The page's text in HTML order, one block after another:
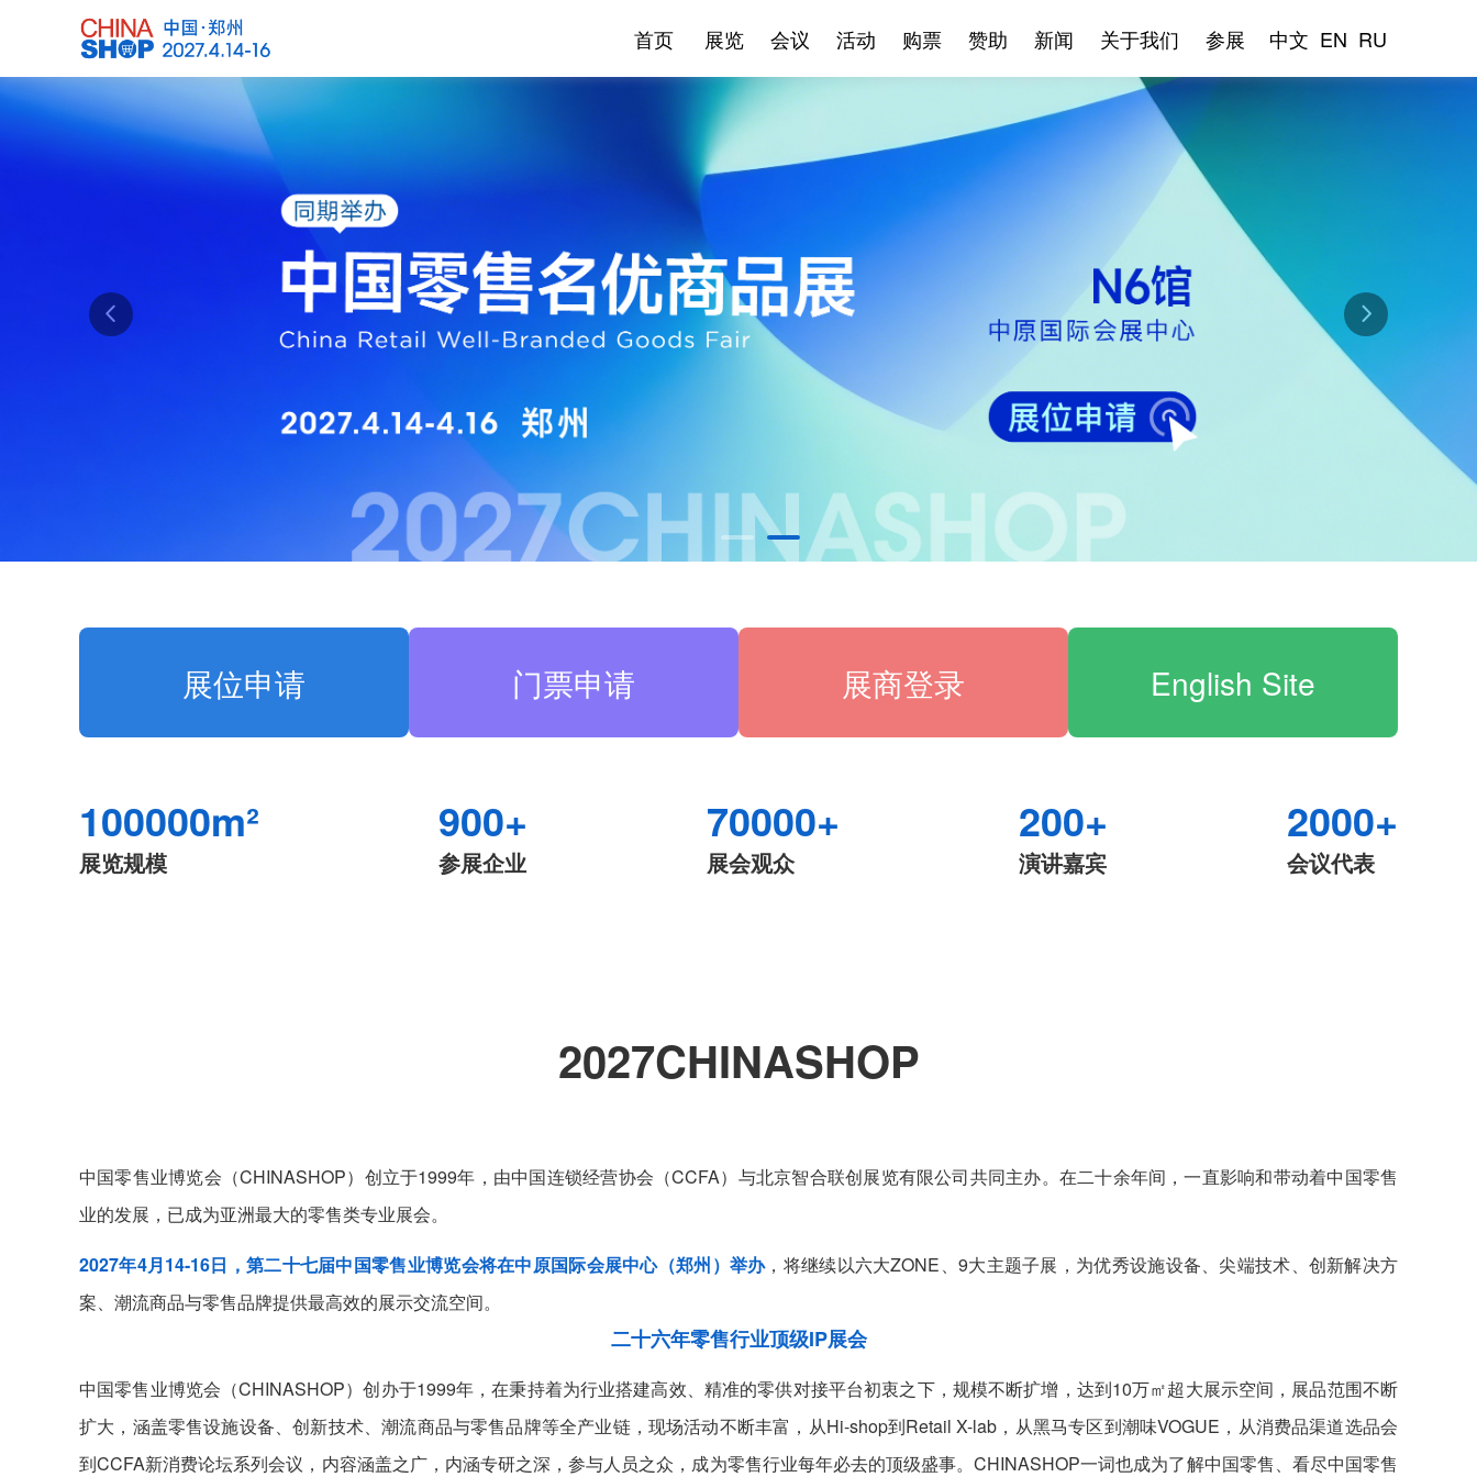
首页 展览 会议 活动 购票 赞助 新闻 关于我们 参展 中文 EN RU
展位申请 门票申请 展商登录 English Site
100000m²
展览规模
900+
参展企业
70000+
展会观众
200+
演讲嘉宾
2000+
会议代表
2027CHINASHOP
中国零售业博览会（CHINASHOP）创立于1999年，由中国连锁经营协会（CCFA）与北京智合联创展览有限公司共同主办。在二十余年间，一直影响和带动着中国零售
业的发展，已成为亚洲最大的零售类专业展会。
2027年4月14-16日，第二十七届中国零售业博览会将在中原国际会展中心（郑州）举办，将继续以六大ZONE、9大主题子展，为优秀设施设备、尖端技术、创新解决方
案、潮流商品与零售品牌提供最高效的展示交流空间。
二十六年零售行业顶级IP展会
中国零售业博览会（CHINASHOP）创办于1999年，在秉持着为行业搭建高效、精准的零供对接平台初衷之下，规模不断扩增，达到10万㎡超大展示空间，展品范围不断
扩大，涵盖零售设施设备、创新技术、潮流商品与零售品牌等全产业链，现场活动不断丰富，从Hi-shop到Retail X-lab，从黑马专区到潮味VOGUE，从消费品渠道选品会
到CCFA新消费论坛系列会议，内容涵盖之广，内涵专研之深，参与人员之众，成为零售行业每年必去的顶级盛事。CHINASHOP一词也成为了解中国零售、看尽中国零售